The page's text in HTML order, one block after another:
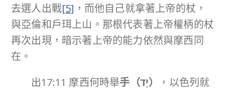
去選人出戰[5] ，而他自己就拿著上帝的杖，
與亞倫和戶珥上山。那根代表著上帝權柄的杖
再次出現，暗示著上帝的能力依然與摩西同
在。
出17:11 摩西何時舉手（יָד）
，以色列就